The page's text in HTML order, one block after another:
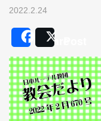
2022.2.24
Share